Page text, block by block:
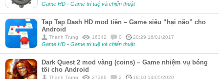
Game HD - Game trí tuệ và chiến thuật
Tap Tap Dash HD mod tiền – Game siêu “hại não” cho
Android
Thanh Trung 16342 0 20:29 16/01/2017
Game HD - Game trí tuệ và chiến thuật
Dark Quest 2 mod vàng (coins) – Game nhiệm vụ bóng
tối cho Android
Thanh Trung 27396 2 18:10 14/05/2020